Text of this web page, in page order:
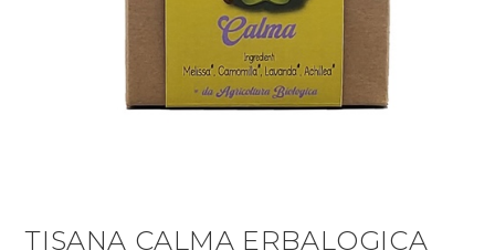
TISANA CALMA ERBALOGICA